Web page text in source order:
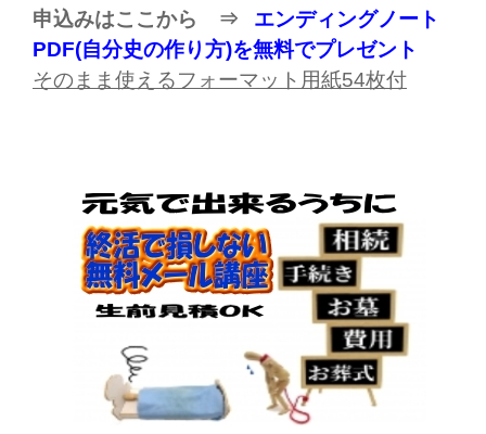
申込みはここから ⇒
エンディングノート
PDF(自分史の作り方)を無料でプレゼント
そのまま使えるフォーマット用紙54枚付